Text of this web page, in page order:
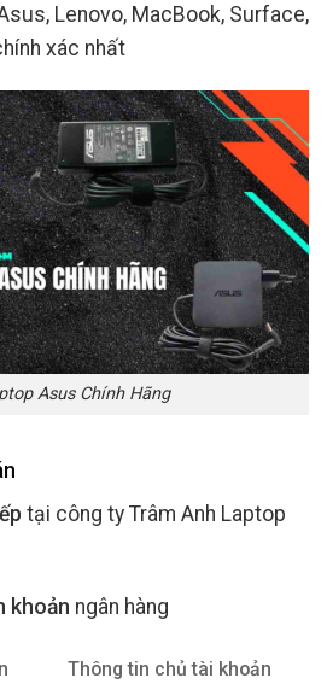
Lenovo, MacBook, Surface,
xác nhất
Asus Chính Hãng
tại công ty Trâm Anh Laptop
khoản ngân hàng
Thông tin chủ tài khoản